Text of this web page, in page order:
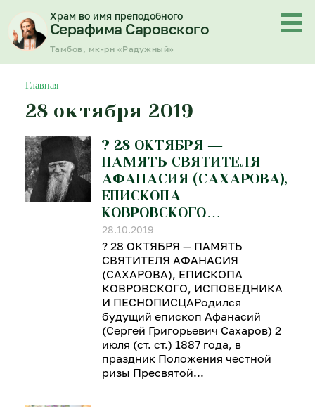
содержимому
Храм во имя преподобного
Серафима Саровского
Тамбов, мк-рн «Радужный»
Главная
28 октября 2019
? 28 ОКТЯБРЯ —
ПАМЯТЬ СВЯТИТЕЛЯ
АФАНАСИЯ (САХАРОВА),
ЕПИСКОПА
КОВРОВСКОГО…
28.10.2019
? 28 ОКТЯБРЯ — ПАМЯТЬ
СВЯТИТЕЛЯ АФАНАСИЯ
(САХАРОВА), ЕПИСКОПА
КОВРОВСКОГО, ИСПОВЕДНИКА
И ПЕСНОПИСЦАРодился
будущий епископ Афанасий
(Сергей Григорьевич Сахаров) 2
июля (ст. ст.) 1887 года, в
праздник Положения честной
ризы Пресвятой